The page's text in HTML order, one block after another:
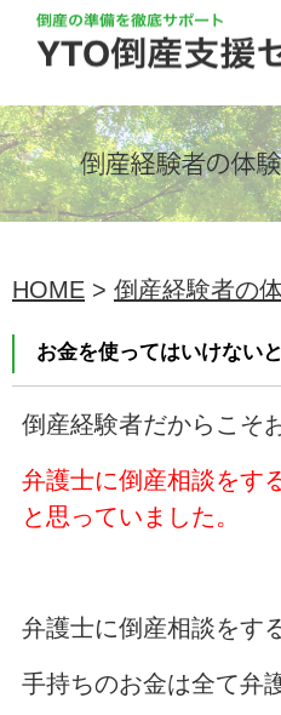
HOME > 倒産経験者の
お金を使ってはいけない
倒産経験者だからこそ
弁護士に倒産相談をす
と思っていました。
弁護士に倒産相談をす
手持ちのお金は全て弁